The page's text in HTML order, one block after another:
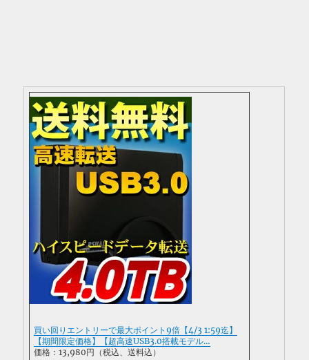
買い回りエントリーで最大ポイント9倍【4/3 1:59迄】
【期間限定価格】【超高速USB3.0搭載モデル…
価格：13,980円（税込、送料込）